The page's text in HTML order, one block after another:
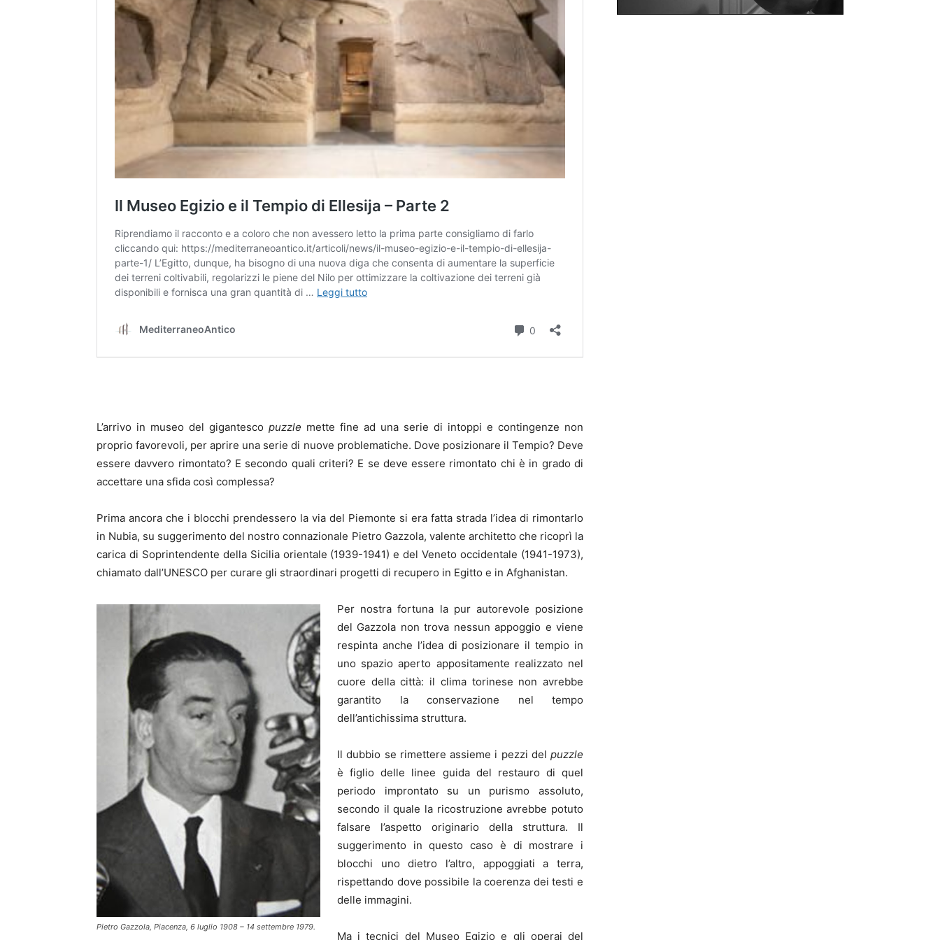
L’arrivo in museo del gigantesco puzzle mette fine ad una serie di intoppi e contingenze non
proprio favorevoli, per aprire una serie di nuove problematiche. Dove posizionare il Tempio? Deve
essere davvero rimontato? E secondo quali criteri? E se deve essere rimontato chi è in grado di
accettare una sfida così complessa?
Prima ancora che i blocchi prendessero la via del Piemonte si era fatta strada l’idea di rimontarlo
in Nubia, su suggerimento del nostro connazionale Pietro Gazzola, valente architetto che ricoprì la
carica di Soprintendente della Sicilia orientale (1939-1941) e del Veneto occidentale (1941-1973),
chiamato dall’UNESCO per curare gli straordinari progetti di recupero in Egitto e in Afghanistan.
Pietro Gazzola, Piacenza, 6 luglio 1908 – 14 settembre 1979.
Per nostra fortuna la pur autorevole posizione
del Gazzola non trova nessun appoggio e viene
respinta anche l’idea di posizionare il tempio in
uno spazio aperto appositamente realizzato nel
cuore della città: il clima torinese non avrebbe
garantito la conservazione nel tempo
dell’antichissima struttura.
Il dubbio se rimettere assieme i pezzi del puzzle
è figlio delle linee guida del restauro di quel
periodo improntato su un purismo assoluto,
secondo il quale la ricostruzione avrebbe potuto
falsare l’aspetto originario della struttura. Il
suggerimento in questo caso è di mostrare i
blocchi uno dietro l’altro, appoggiati a terra,
rispettando dove possibile la coerenza dei testi e
delle immagini.
Ma i tecnici del Museo Egizio e gli operai del